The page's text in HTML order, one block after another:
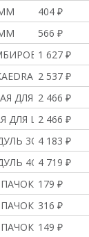
404 ₽
566 ₽
ЩИТ
1 627 ₽
2 537 ₽
ДЛЯ ЩИТОВ
2 466 ₽
ДЛЯ ЩИТОВ K
2 466 ₽
3ОТВ4 183 ₽
4ОТВ4 719 ₽
СИНИЙ 8ОТ
179 ₽
СИНИЙ 32О
316 ₽
КРАСНЫЙ 4
149 ₽